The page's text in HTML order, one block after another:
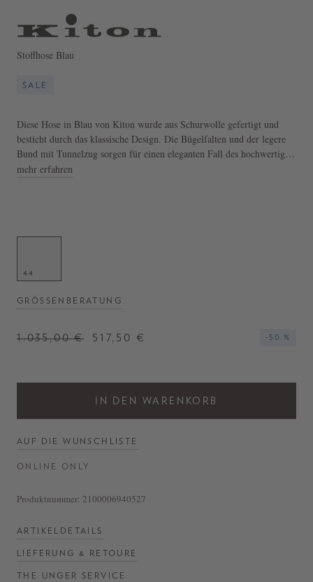
Stoffhose Blau
SALE
Diese Hose in Blau von Kiton wurde aus Schurwolle gefertigt und
besticht durch das klassische Design. Die Bügelfalten und der legere
Bund mit Tunnelzug sorgen für einen eleganten Fall des hochwertigen
Stoffes. Die seitlichen Eingrifftaschen und die rückseitigen
mehr erfahren
44
GRÖSSENBERATUNG
1.035,00 € 517,50 € -50 %
IN DEN WARENKORB
AUF DIE WUNSCHLISTE
ONLINE ONLY
Produktnummer: 2100006940527
ARTIKELDETAILS
LIEFERUNG & RETOURE
THE UNGER SERVICE